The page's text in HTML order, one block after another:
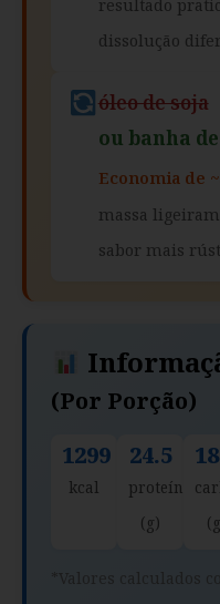
resultado
dissolução
óleo de soja
ou banha
Economia de
massa
sabor mais
(por Porção)
1299
kcal
24.5
proteína
(g)